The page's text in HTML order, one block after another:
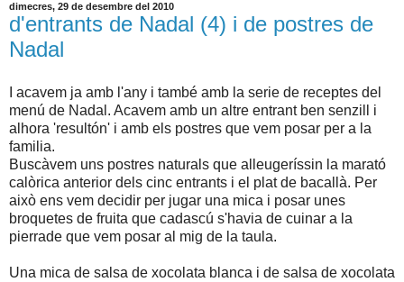
dimecres, 29 de desembre del 2010
d'entrants de Nadal (4) i de postres de
Nadal
I acavem ja amb l'any i també amb la serie de receptes del
menú de Nadal. Acavem amb un altre entrant ben senzill i
alhora 'resultón' i amb els postres que vem posar per a la
familia.
Buscàvem uns postres naturals que alleugeríssin la marató
calòrica anterior dels cinc entrants i el plat de bacallà. Per
això ens vem decidir per jugar una mica i posar unes
broquetes de fruita que cadascú s'havia de cuinar a la
pierrade que vem posar al mig de la taula.
Una mica de salsa de xocolata blanca i de salsa de xocolata